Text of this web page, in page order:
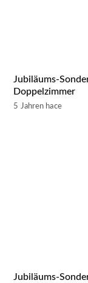
Jubiläums-
Doppelzimmer
5 Jahren hace
Jubiläums-